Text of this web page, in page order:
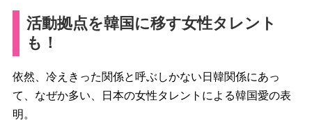
活動拠点を韓国に移す女性タレント
も！
依然、冷えきった関係と呼ぶしかない日韓関係にあっ
て、なぜか多い、日本の女性タレントによる韓国愛の表
明。